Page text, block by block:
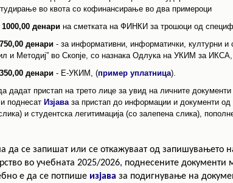
во квота со кофинансирање во два примероци
1000,00 денари на сметката на ФИНКИ за трошоци од
750,00 денари - за информативни, информатички, културни и
и Методиј” во Скопје, со назнака Одлука на УКИМ за
350,00 денари - Е-УКИМ, (пример уплатница).
дадат пристап на трето лице за увид на личните
поднесат Изјава за пристап до информации и документи
и студентска легитимација (со залепена слика),
да се запишат или се откажуваат од запишувањето
во учебната 2025/2026, поднесените документи
е да се потпише изјава за подигнување на